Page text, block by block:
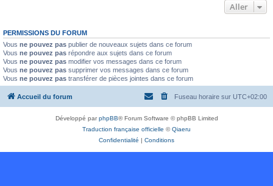
Aller
PERMISSIONS DU FORUM
Vous ne pouvez pas publier de nouveaux sujets dans ce forum
Vous ne pouvez pas répondre aux sujets dans ce forum
Vous ne pouvez pas modifier vos messages dans ce forum
Vous ne pouvez pas supprimer vos messages dans ce forum
Vous ne pouvez pas transférer de pièces jointes dans ce forum
Accueil du forum Fuseau horaire sur UTC+02:00
Développé parphpBB® Forum Software © phpBB Limited
Traduction française officielle ©Qiaeru
Confidentialité | Conditions